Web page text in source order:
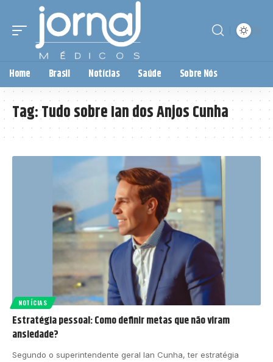
Home Brasil Notícias Saúde Sobre Nós
Tag:Tudo sobre Ian dos Anjos Cunha
NOTÍCIAS
Estratégia pessoal: Como definir metas que não viram
ansiedade?
Segundo o superintendente geral Ian Cunha, ter estratégia